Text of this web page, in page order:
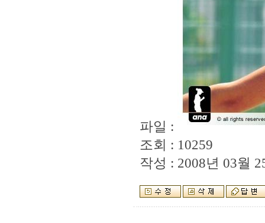
파일 :
조회 : 10259
작성 : 2008년 03월